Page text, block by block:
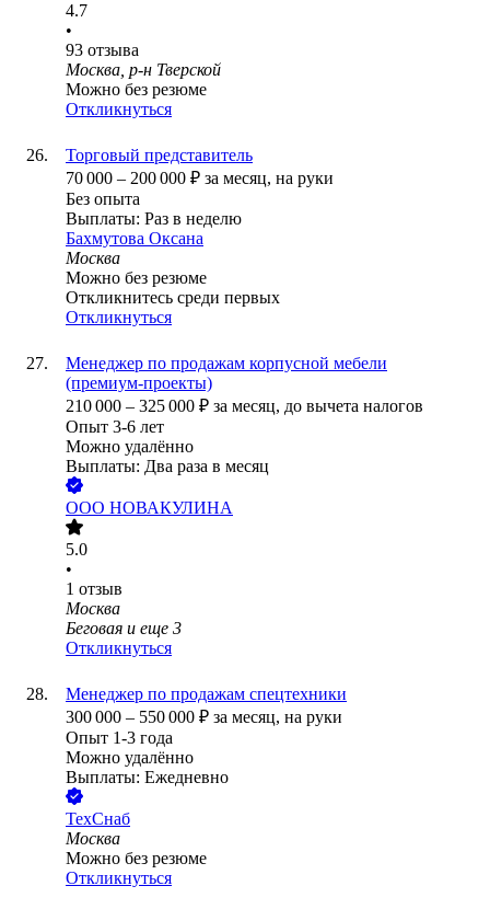
4.7
•
93 отзыва
Москва, р-н Тверской
Можно без резюме
Откликнуться
Торговый представитель
70 000 – 200 000 ₽ за месяц, на руки
Без опыта
Выплаты: Раз в неделю
Бахмутова Оксана
Москва
Можно без резюме
Откликнитесь среди первых
Откликнуться
Менеджер по продажам корпусной мебели
(премиум-проекты)
210 000 – 325 000 ₽ за месяц, до вычета налогов
Опыт 3-6 лет
Можно удалённо
Выплаты: Два раза в месяц
ООО НОВАКУЛИНА
5.0
•
1 отзыв
Москва
Беговая и еще 3
Откликнуться
Менеджер по продажам спецтехники
300 000 – 550 000 ₽ за месяц, на руки
Опыт 1-3 года
Можно удалённо
Выплаты: Ежедневно
ТехСнаб
Москва
Можно без резюме
Откликнуться